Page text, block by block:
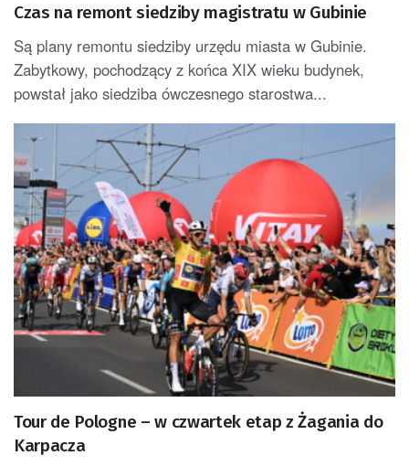
Czas na remont siedziby magistratu w Gubinie
Są plany remontu siedziby urzędu miasta w Gubinie.
Zabytkowy, pochodzący z końca XIX wieku budynek,
powstał jako siedziba ówczesnego starostwa...
Tour de Pologne – w czwartek etap z Żagania do
Karpacza